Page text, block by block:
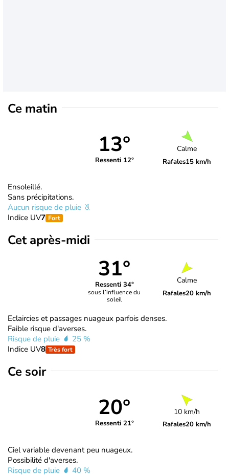
Ce matin
13°
Ressenti 12°
Calme
Rafales15 km/h
Ensoleillé.
Sans précipitations.
Aucun risque de pluie
Indice UV7 Fort
Cet après-midi
31°
Ressenti 34°
sous l’influence du
soleil
Calme
Rafales20 km/h
Eclaircies et passages nuageux parfois denses.
Faible risque d'averses.
Risque de pluie
25 %
Indice UV8 Très fort
Ce soir
20°
Ressenti 21°
10 km/h
Rafales20 km/h
Ciel variable devenant peu nuageux.
Possibilité d'averses.
Risque de pluie
40 %